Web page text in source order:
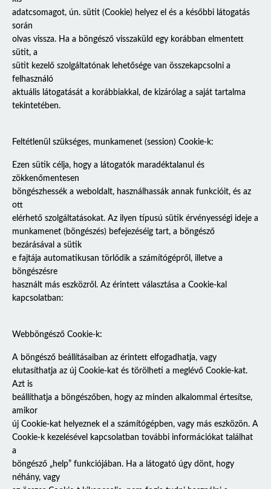
adatcsomagot, ún. sütit (Cookie) helyez el és a későbbi látogatás
során
olvas vissza. Ha a böngésző visszaküld egy korábban elmentett
sütit, a
sütit kezelő szolgáltatónak lehetősége van összekapcsolni a
felhasználó
aktuális látogatását a korábbiakkal, de kizárólag a saját tartalma
tekintetében.
Feltétlenül szükséges, munkamenet (session) Cookie-k:
Ezen sütik célja, hogy a látogatók maradéktalanul és
zökkenőmentesen
böngészhessék a weboldalt, használhassák annak funkcióit, és az
ott
elérhető szolgáltatásokat. Az ilyen típusú sütik érvényességi ideje a
munkamenet (böngészés) befejezéséig tart, a böngésző
bezárásával a sütik
e fajtája automatikusan törlődik a számítógépről, illetve a
böngészésre
használt más eszközről. Az érintett választása a Cookie-kal
kapcsolatban:
Webböngésző Cookie-k:
A böngésző beállításaiban az érintett elfogadhatja, vagy
elutasíthatja az új Cookie-kat és törölheti a meglévő Cookie-kat.
Azt is
beállíthatja a böngészőben, hogy az minden alkalommal értesítse,
amikor
új Cookie-kat helyeznek el a számítógépben, vagy más eszközön. A
Cookie-k kezelésével kapcsolatban további információkat találhat
a
böngésző „help” funkciójában. Ha a látogató úgy dönt, hogy
néhány, vagy